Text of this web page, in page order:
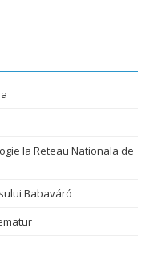
la Reteau Nationala de
Babaváró